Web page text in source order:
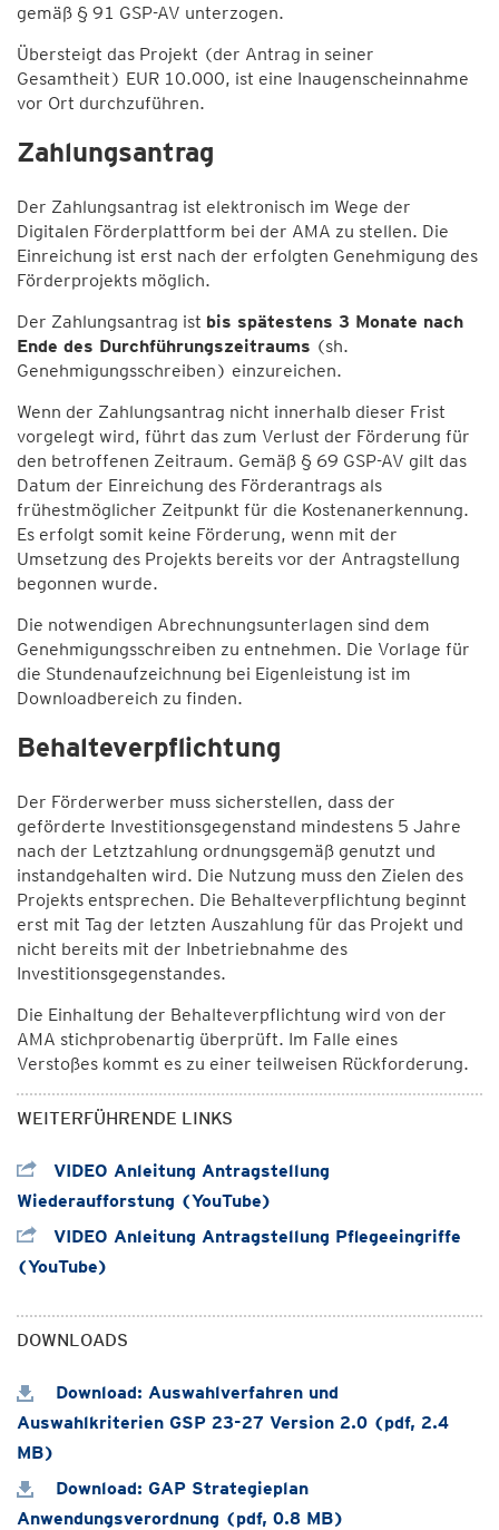
gemäß § 91 GSP-AV unterzogen.
Übersteigt das Projekt (der Antrag in seiner
Gesamtheit) EUR 10.000, ist eine Inaugenscheinnahme
vor Ort durchzuführen.
Zahlungsantrag
Der Zahlungsantrag ist elektronisch im Wege der
Digitalen Förderplattform bei der AMA zu stellen. Die
Einreichung ist erst nach der erfolgten Genehmigung des
Förderprojekts möglich.
Der Zahlungsantrag ist bis spätestens 3 Monate nach
Ende des Durchführungszeitraums (sh.
Genehmigungsschreiben) einzureichen.
Wenn der Zahlungsantrag nicht innerhalb dieser Frist
vorgelegt wird, führt das zum Verlust der Förderung für
den betroffenen Zeitraum. Gemäß § 69 GSP-AV gilt das
Datum der Einreichung des Förderantrags als
frühestmöglicher Zeitpunkt für die Kostenanerkennung.
Es erfolgt somit keine Förderung, wenn mit der
Umsetzung des Projekts bereits vor der Antragstellung
begonnen wurde.
Die notwendigen Abrechnungsunterlagen sind dem
Genehmigungsschreiben zu entnehmen. Die Vorlage für
die Stundenaufzeichnung bei Eigenleistung ist im
Downloadbereich zu finden.
Behalteverpflichtung
Der Förderwerber muss sicherstellen, dass der
geförderte Investitionsgegenstand mindestens 5 Jahre
nach der Letztzahlung ordnungsgemäß genutzt und
instandgehalten wird. Die Nutzung muss den Zielen des
Projekts entsprechen. Die Behalteverpflichtung beginnt
erst mit Tag der letzten Auszahlung für das Projekt und
nicht bereits mit der Inbetriebnahme des
Investitionsgegenstandes.
Die Einhaltung der Behalteverpflichtung wird von der
AMA stichprobenartig überprüft. Im Falle eines
Verstoßes kommt es zu einer teilweisen Rückforderung.
WEITERFÜHRENDE LINKS
VIDEO Anleitung Antragstellung
Wiederaufforstung (YouTube)
VIDEO Anleitung Antragstellung Pflegeeingriffe
(YouTube)
DOWNLOADS
Download: Auswahlverfahren und
Auswahlkriterien GSP 23-27 Version 2.0 (pdf, 2.4
MB)
Download: GAP Strategieplan
Anwendungsverordnung (pdf, 0.8 MB)